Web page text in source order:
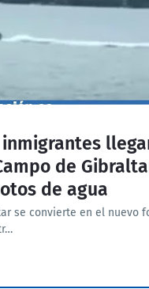
inmigrantes
de
de agua
se convierte en el nuevo